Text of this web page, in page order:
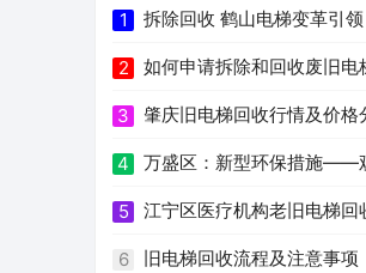
1 拆除回收 鹤山电梯变革引领
2 如何申请拆除和回收废旧电
3 肇庆旧电梯回收行情及价格
4 万盛区：新型环保措施——
5 江宁区医疗机构老旧电梯回
6 旧电梯回收流程及注意事项